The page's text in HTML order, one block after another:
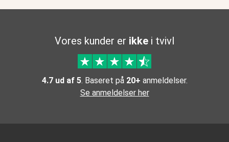
Vores kunder er ikke i tvivl
4.7 ud af 5. Baseret på 20+ anmeldelser.
Se anmeldelser her